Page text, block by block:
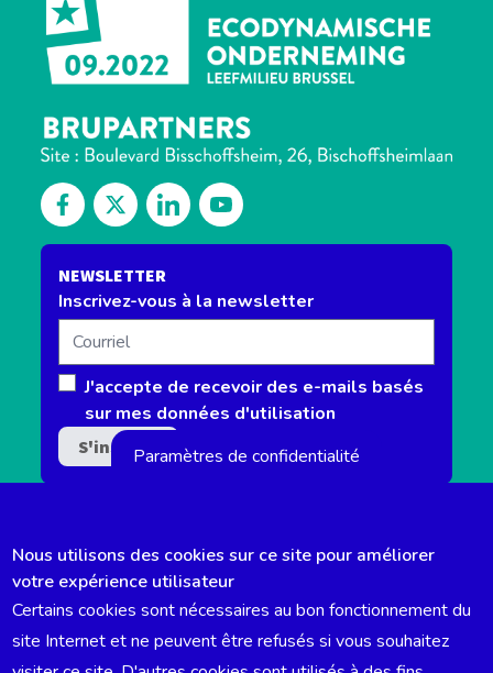
Découvrez notre Facebook
Suivez-nous sur Twitter
Découvrez notre Linkedin
Retrouvez-nous sur notre channel
NEWSLETTER
Inscrivez-vous à la newsletter
Courriel
J'accepte de recevoir des e-mails basés
sur mes données d'utilisation
DÉCLARATION ACCESSIBILITÉ
Paramètres de confidentialité
Nous utilisons des cookies sur ce site pour améliorer
votre expérience utilisateur
Certains cookies sont nécessaires au bon fonctionnement du
site Internet et ne peuvent être refusés si vous souhaitez